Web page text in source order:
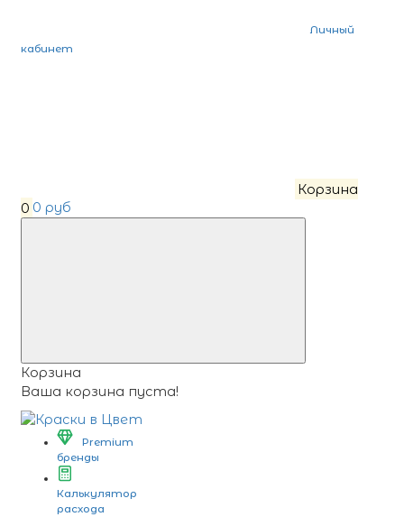
Личный
кабинет
Корзина
0 0 руб
Корзина
Ваша корзина пуста!
Premium
бренды
Калькулятор
расхода